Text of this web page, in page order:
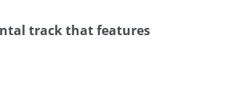
track that features